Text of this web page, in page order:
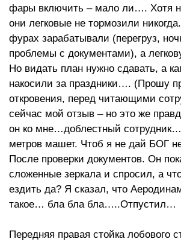
фары включить – мало ли…. Хотя
они легковые не тормозили
фурах зарабатывали (перегруз,
проблемы с документами), а
Но видать план нужно сдавать, а
накосили за праздники…. (Прошу
откровения, перед читающими
сейчас мой отзыв – но это же
он ко мне…доблестный
метров машет. Чтоб я не дай БОГ
После проверки документов. Он
сложенные зеркала и спросил, а
ездить да? Я сказал, что
такое… бла бла бла…..Отпустил…
Передняя правая стойка лобового